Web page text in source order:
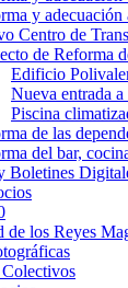
y adecuación
Centro de
de Reforma
Edificio
Nueva entrada
Piscina
de las
del bar,
Boletines
de los Reyes